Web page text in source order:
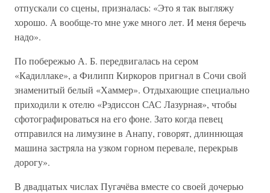
отпускали со сцены, призналась: «Это я так выгляжу
хорошо. А вообще-то мне уже много лет. И меня беречь
надо».
По побережью А. Б. передвигалась на сером
«Кадиллаке», а Филипп Киркоров пригнал в Сочи свой
знаменитый белый «Хаммер». Отдыхающие специально
приходили к отелю «Рэдиссон САС Лазурная», чтобы
сфотографироваться на его фоне. Зато когда певец
отправился на лимузине в Анапу, говорят, длиннющая
машина застряла на узком горном перевале, перекрыв
дорогу».
В двадцатых числах Пугачёва вместе со своей дочерью